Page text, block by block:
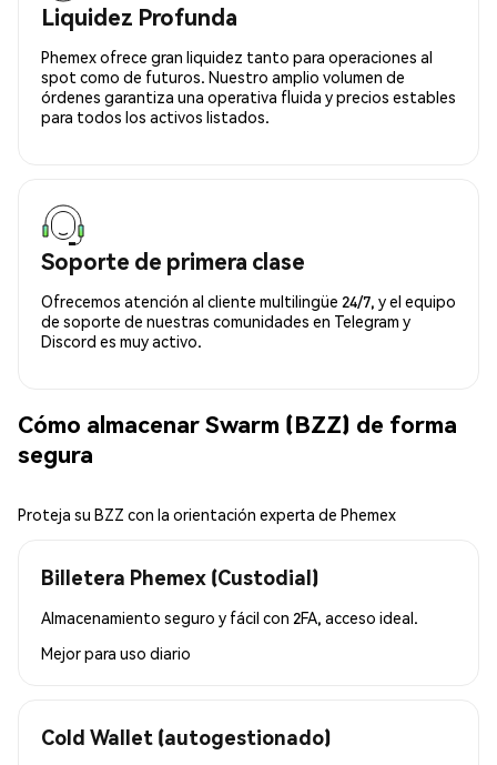
Liquidez Profunda
Phemex ofrece gran liquidez tanto para operaciones al
spot como de futuros. Nuestro amplio volumen de
órdenes garantiza una operativa fluida y precios estables
para todos los activos listados.
Soporte de primera clase
Ofrecemos atención al cliente multilingüe 24/7, y el equipo
de soporte de nuestras comunidades en Telegram y
Discord es muy activo.
Cómo almacenar Swarm (BZZ) de forma
segura
Proteja su BZZ con la orientación experta de Phemex
Billetera Phemex (Custodial)
Almacenamiento seguro y fácil con 2FA, acceso ideal.
Mejor para uso diario
Cold Wallet (autogestionado)